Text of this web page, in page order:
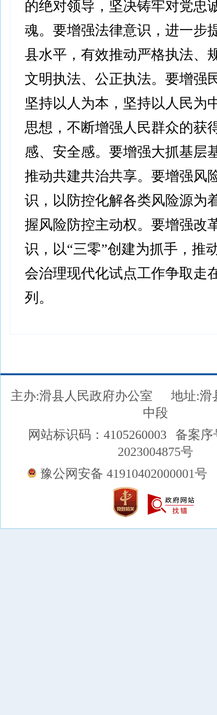
的绝对领导，坚决铸牢对党忠
魂。要增强法律意识，进一步
县水平，有效推动严格执法、
文明执法、公正执法。要增强
坚持以人为本，坚持以人民为
思想，不断增强人民群众的获
感、安全感。要增强大抓基层
推动共建共治共享。要增强风
识，以防控化解各类风险源为
握风险防控主动权。要增强改
识，以“三零”创建为抓手，推
会治理现代化试点工作争取走
列。
主办:滑县人民政府办公室
地址:滑
中段
网站标识码：4105260003
备案序
2023004875号
豫公网安备 41910402000001号